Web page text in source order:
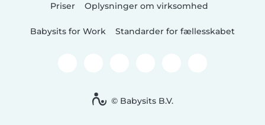
Priser Oplysninger om virksomhed
Babysits for Work Standarder for fællesskabet
© Babysits B.V.